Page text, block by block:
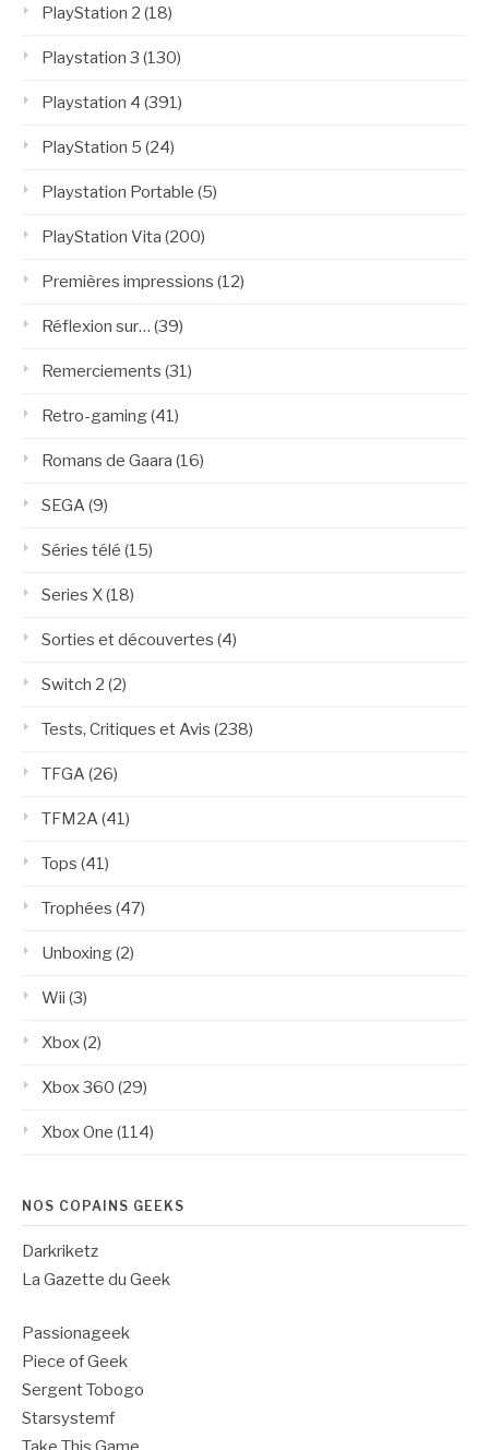
PlayStation 2 (18)
Playstation 3 (130)
Playstation 4 (391)
PlayStation 5 (24)
Playstation Portable (5)
PlayStation Vita (200)
Premières impressions (12)
Réflexion sur… (39)
Remerciements (31)
Retro-gaming(41)
Romans de Gaara (16)
SEGA(9)
Séries télé (15)
Series X(18)
Sorties et découvertes (4)
Switch 2 (2)
Tests, Critiques et Avis (238)
TFGA(26)
TFM2A(41)
Tops (41)
Trophées (47)
Unboxing(2)
Wii (3)
Xbox(2)
Xbox 360 (29)
Xbox One (114)
NOS COPAINS GEEKS
Darkriketz
La Gazette du Geek
Passionageek
Piece of Geek
Sergent Tobogo
Starsystemf